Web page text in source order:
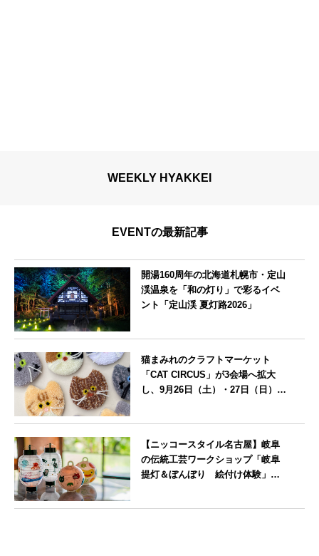
WEEKLY HYAKKEI
EVENTの最新記事
開湯160周年の北海道札幌市・定山
渓温泉を「和の灯り」で彩るイベ
ント「定山渓 夏灯路2026」
猫まみれのクラフトマーケット
「CAT CIRCUS」が3会場へ拡大
し、9月26日（土）・27日（日）に
【ニッコースタイル名古屋】岐阜
の伝統工芸ワークショップ「岐阜
提灯＆ぼんぼり 絵付け体験」を7